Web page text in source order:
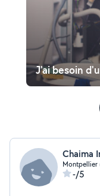
J'ai besoin
Chaima
Montpellier
-/5